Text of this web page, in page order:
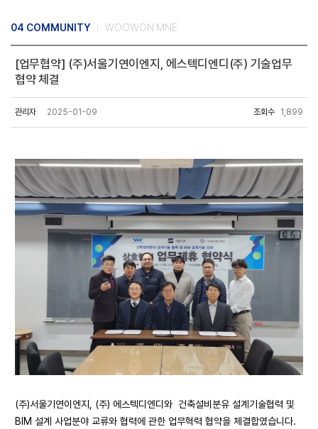
04 COMMUNITY WOOWON MNE
[업무협약] (주)서울기연이엔지, 에스텍디엔디(주) 기술업무
협약 체결
관리자 2025-01-09 조회수 1,899
(주)서울기연이엔지, (주) 에스텍디엔디와 건축설비분유 설계기술협력 및
BIM 설계 사업분야 교류와 협력에 관한 업무혁력 협약을 체결합였습니다.